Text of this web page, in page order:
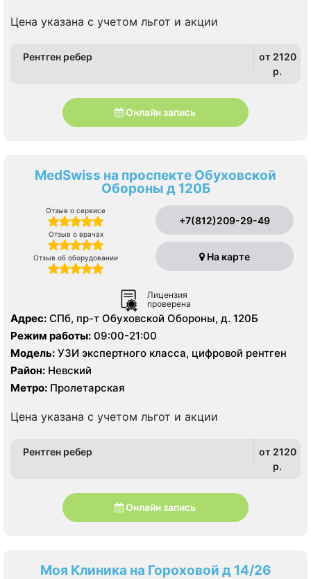
Цена указана с учетом льгот и акции
Рентген ребер
от 2120
p.
Онлайн запись
MedSwiss на проспекте Обуховской
Обороны д 120Б
Отзыв о сервисе
Отзыв о врачах
Отзыв об оборудовании
+7(812)209-29-49
На карте
Лицензия
проверена
Адрес: СПб, пр-т Обуховской Обороны, д. 120Б
Режим работы: 09:00-21:00
Модель: УЗИ экспертного класса, цифровой рентген
Район: Невский
Метро: Пролетарская
Цена указана с учетом льгот и акции
Рентген ребер
от 2120
p.
Онлайн запись
Моя Клиника на Гороховой д 14/26